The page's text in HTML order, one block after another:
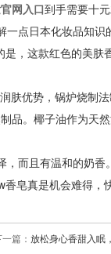
网入口到手需要十
点日本化妆品知
，这款红色的美肤
肤优势，锅炉烧制
。椰子油作为天
而且有温和的奶
香皂真是机会难得，
篇： 放松身心香甜入眠